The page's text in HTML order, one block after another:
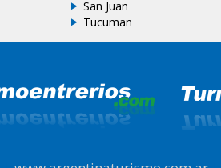
San Juan
Tucuman